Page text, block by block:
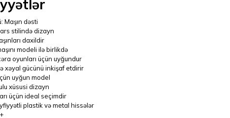
Maşın dəsti
stilində dizayn
daxildir
modeli ilə birlikdə
oyunları üçün uyğundur
xəyal gücünü inkişaf etdirir
uyğun model
xüsusi dizayn
üçün ideal seçimdir
plastik və metal hissələr